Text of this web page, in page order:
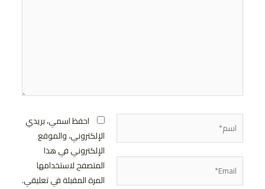
احفظ اسمي، بريدي
الإلكتروني، والموقع
الإلكتروني في هذا
المتصفح لاستخدامها
المرة المقبلة في تعليقي.